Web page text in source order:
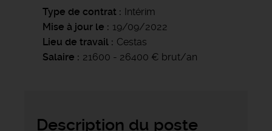
Type de contrat
Intérim
Mise à jour le
19/09/2022
Lieu de travail
Cestas
Salaire
21600 - 26400 € brut/an
Description du poste